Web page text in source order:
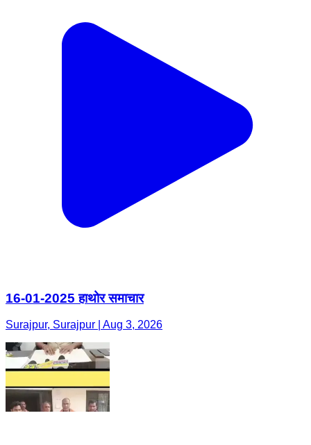
16-01-2025 हाथोर समाचार
Surajpur, Surajpur | Aug 3, 2026